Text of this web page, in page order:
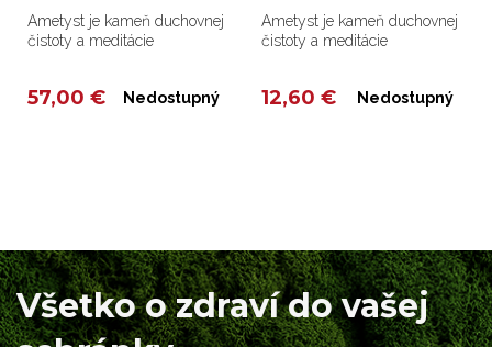
Ametyst je kameň duchovnej
čistoty a meditácie
57,00 € Nedostupný
Ametyst je kameň duchovnej
čistoty a meditácie
12,60 € Nedostupný
Všetko o zdraví do vašej